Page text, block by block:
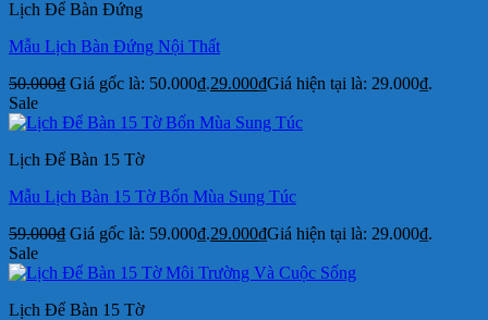
Lịch Để Bàn Đứng
Mẫu Lịch Bàn Đứng Nội Thất
50.000₫ Giá gốc là: 50.000₫.29.000₫Giá hiện tại là: 29.000₫.
Sale
Lịch Để Bàn 15 Tờ
Mẫu Lịch Bàn 15 Tờ Bốn Mùa Sung Túc
59.000₫ Giá gốc là: 59.000₫.29.000₫Giá hiện tại là: 29.000₫.
Sale
Lịch Để Bàn 15 Tờ